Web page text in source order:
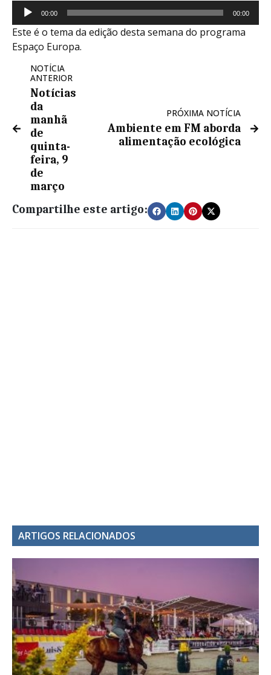
Reprodutor
de
áudio
00:00 00:00
Este é o tema da edição desta semana do programa
Espaço Europa.
NOTÍCIA
ANTERIOR
Notícias
da
manhã
de
quinta-
feira, 9
de
março
PRÓXIMA NOTÍCIA
Ambiente em FM aborda
alimentação ecológica
Compartilhe este artigo:
ARTIGOS RELACIONADOS